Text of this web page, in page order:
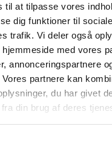
til at tilpasse vores
dig funktioner til
trafik. Vi deler også
med vores
annonceringspartnere
partnere kan
du har givet
din brug af deres
SADF logo